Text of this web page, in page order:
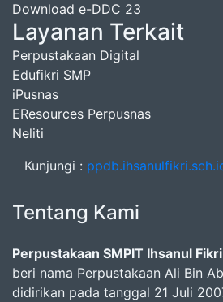
Download e-DDC 23
Layanan Terkait
Perpustakaan Digital
Edufikri SMP
iPusnas
EResources Perpusnas
Neliti
Kunjungi :
Tentang Kami
Perpustakaan SMPIT Ihsanul
beri nama Perpustakaan Ali Bin
didirikan pada tanggal 21 Juli